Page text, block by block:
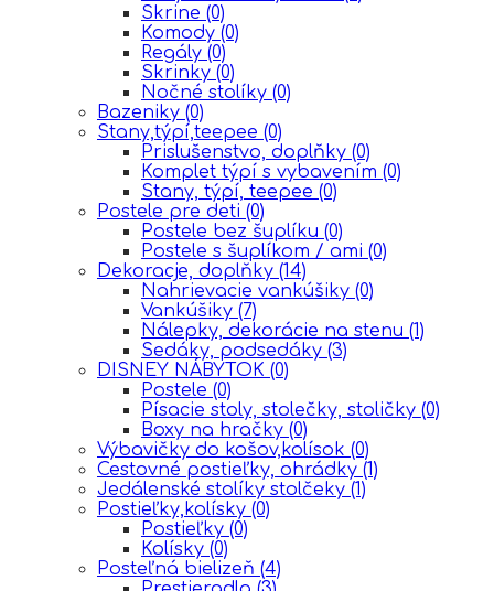
Skrine (0)
Komody (0)
Regály (0)
Skrinky (0)
Nočné stolíky (0)
Bazeniky (0)
Stany,týpí,teepee (0)
Prislušenstvo, doplňky (0)
Komplet týpí s vybavením (0)
Stany, týpí, teepee (0)
Postele pre deti (0)
Postele bez šuplíku (0)
Postele s šuplíkom / ami (0)
Dekoracje, doplňky (14)
Nahrievacie vankúšiky (0)
Vankúšiky (7)
Nálepky, dekorácie na stenu (1)
Sedáky, podsedáky (3)
DISNEY NÁBYTOK (0)
Postele (0)
Písacie stoly, stolečky, stoličky (0)
Boxy na hračky (0)
Výbavičky do košov,kolísok (0)
Cestovné postieľky, ohrádky (1)
Jedálenské stolíky stolčeky (1)
Postieľky,kolísky (0)
Postieľky (0)
Kolísky (0)
Posteľná bielizeň (4)